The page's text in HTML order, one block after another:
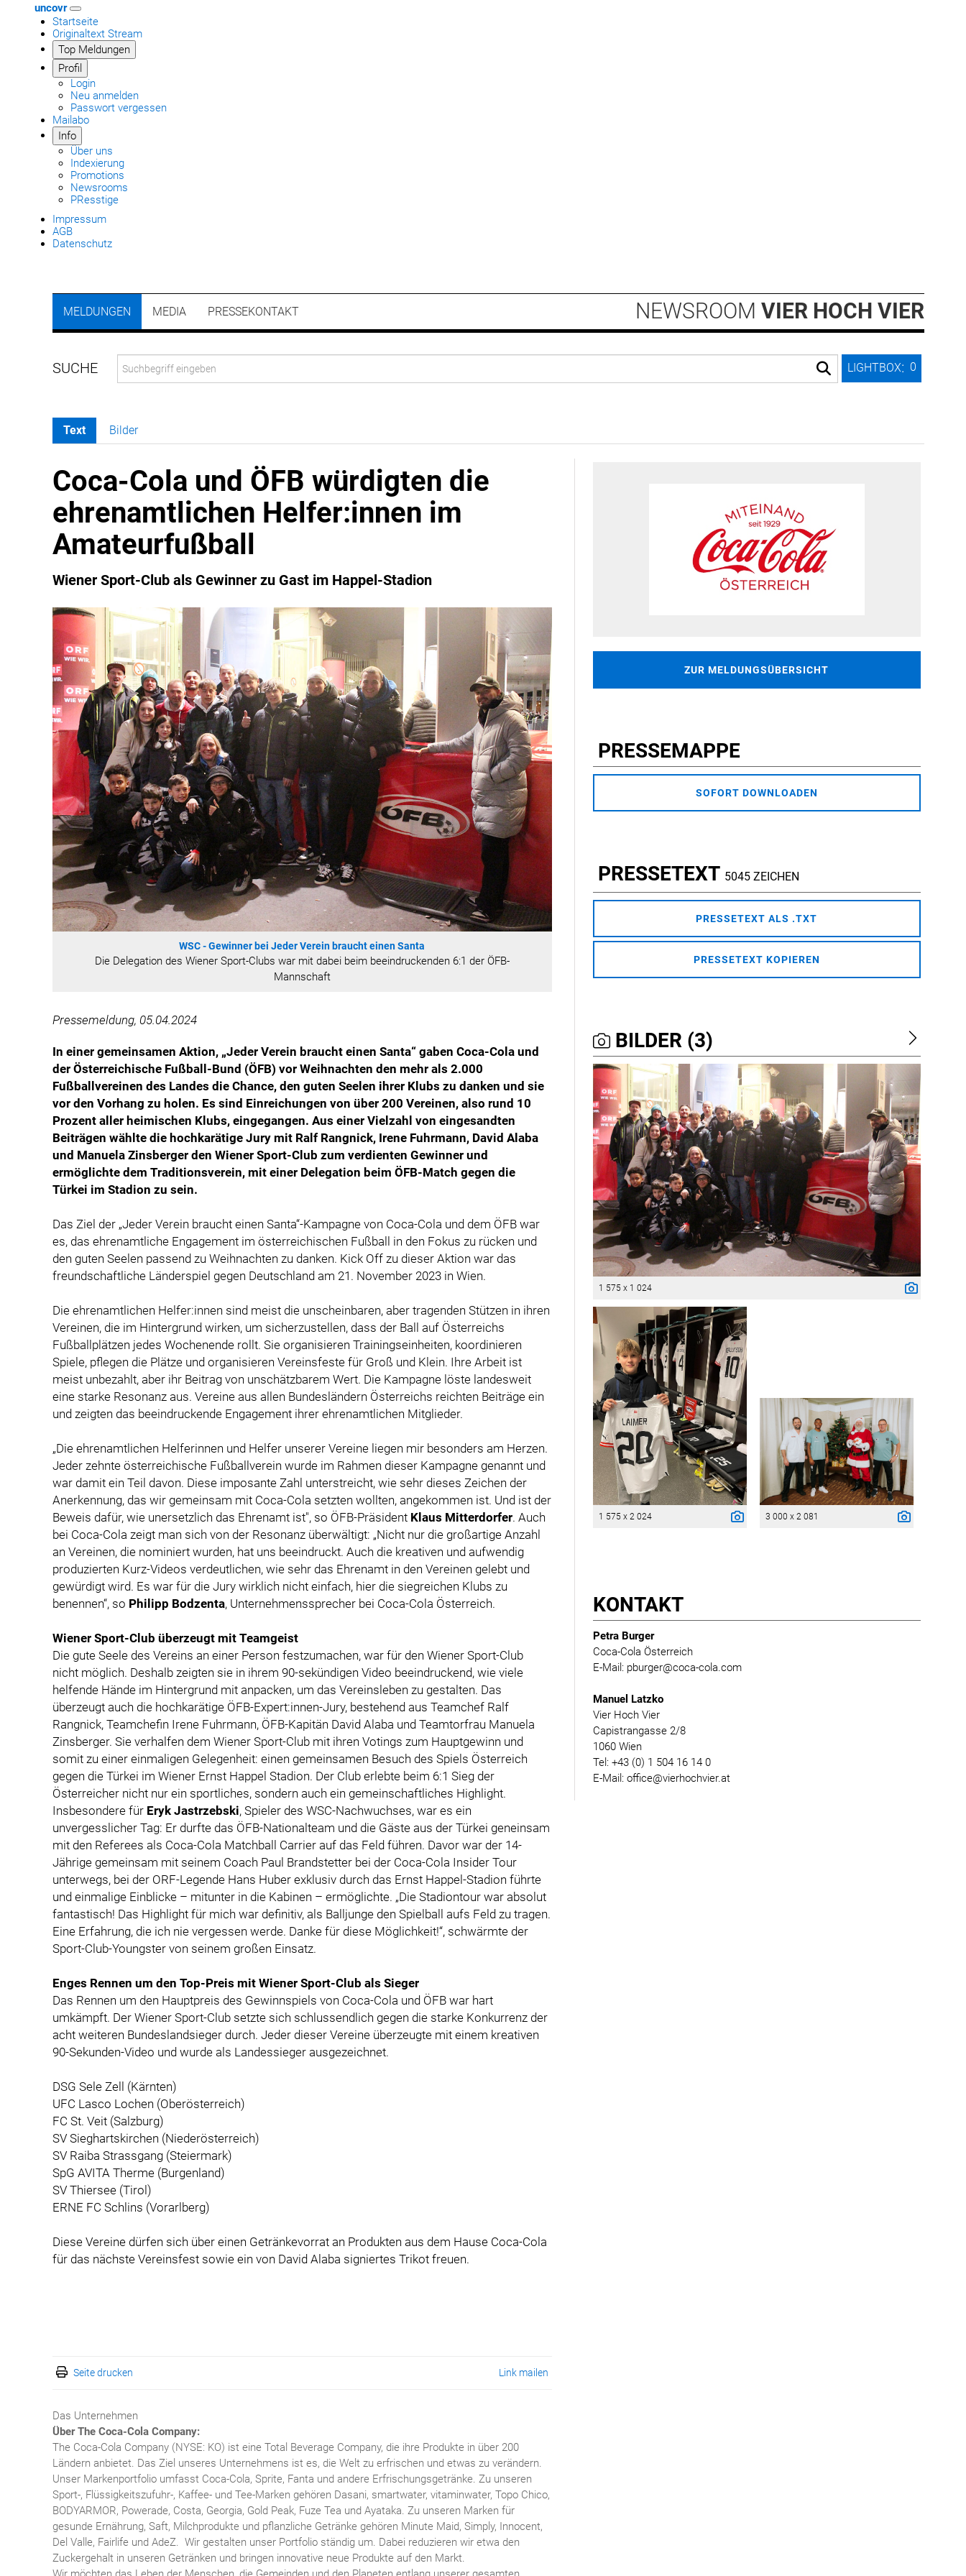
uncovr
Startseite
Originaltext Stream
Top Meldungen
Profil
Login
Neu anmelden
Passwort vergessen
Mailabo
Info
Über uns
Indexierung
Promotions
Newsrooms
PResstige
Impressum
AGB
Datenschutz
LIGHTBOX: 0
MELDUNGEN MEDIA PRESSEKONTAKT NEWSROOM VIER HOCH VIER
Text Bilder
Coca-Cola und ÖFB würdigten die
ehrenamtlichen Helfer:innen im
Amateurfußball
Wiener Sport-Club als Gewinner zu Gast im Happel-Stadion
WSC - Gewinner bei Jeder Verein braucht einen Santa
Die Delegation des Wiener Sport-Clubs war mit dabei beim beeindruckenden 6:1 der ÖFB-
Mannschaft
Pressemeldung, 05.04.2024
In einer gemeinsamen Aktion, „Jeder Verein braucht einen Santa“ gaben Coca-Cola und
der Österreichische Fußball-Bund (ÖFB) vor Weihnachten den mehr als 2.000
Fußballvereinen des Landes die Chance, den guten Seelen ihrer Klubs zu danken und sie
vor den Vorhang zu holen. Es sind Einreichungen von über 200 Vereinen, also rund 10
Prozent aller heimischen Klubs, eingegangen. Aus einer Vielzahl von eingesandten
Beiträgen wählte die hochkarätige Jury mit Ralf Rangnick, Irene Fuhrmann, David Alaba
und Manuela Zinsberger den Wiener Sport-Club zum verdienten Gewinner und
ermöglichte dem Traditionsverein, mit einer Delegation beim ÖFB-Match gegen die
Türkei im Stadion zu sein.
Das Ziel der „Jeder Verein braucht einen Santa“-Kampagne von Coca-Cola und dem ÖFB war
es, das ehrenamtliche Engagement im österreichischen Fußball in den Fokus zu rücken und
den guten Seelen passend zu Weihnachten zu danken. Kick Off zu dieser Aktion war das
freundschaftliche Länderspiel gegen Deutschland am 21. November 2023 in Wien.
Die ehrenamtlichen Helfer:innen sind meist die unscheinbaren, aber tragenden Stützen in ihren
Vereinen, die im Hintergrund wirken, um sicherzustellen, dass der Ball auf Österreichs
Fußballplätzen jedes Wochenende rollt. Sie organisieren Trainingseinheiten, koordinieren
Spiele, pflegen die Plätze und organisieren Vereinsfeste für Groß und Klein. Ihre Arbeit ist
meist unbezahlt, aber ihr Beitrag von unschätzbarem Wert. Die Kampagne löste landesweit
eine starke Resonanz aus. Vereine aus allen Bundesländern Österreichs reichten Beiträge ein
und zeigten das beeindruckende Engagement ihrer ehrenamtlichen Mitglieder.
„Die ehrenamtlichen Helferinnen und Helfer unserer Vereine liegen mir besonders am Herzen.
Jeder zehnte österreichische Fußballverein wurde im Rahmen dieser Kampagne genannt und
war damit ein Teil davon. Diese imposante Zahl unterstreicht, wie sehr dieses Zeichen der
Anerkennung, das wir gemeinsam mit Coca-Cola setzten wollten, angekommen ist. Und ist der
Beweis dafür, wie unersetzlich das Ehrenamt ist", so ÖFB-Präsident Klaus Mitterdorfer. Auch
bei Coca-Cola zeigt man sich von der Resonanz überwältigt: „Nicht nur die großartige Anzahl
an Vereinen, die nominiert wurden, hat uns beeindruckt. Auch die kreativen und aufwendig
produzierten Kurz-Videos verdeutlichen, wie sehr das Ehrenamt in den Vereinen gelebt und
gewürdigt wird. Es war für die Jury wirklich nicht einfach, hier die siegreichen Klubs zu
benennen“, so Philipp Bodzenta, Unternehmenssprecher bei Coca-Cola Österreich.
Wiener Sport-Club überzeugt mit Teamgeist
Die gute Seele des Vereins an einer Person festzumachen, war für den Wiener Sport-Club
nicht möglich. Deshalb zeigten sie in ihrem 90-sekündigen Video beeindruckend, wie viele
helfende Hände im Hintergrund mit anpacken, um das Vereinsleben zu gestalten. Das
überzeugt auch die hochkarätige ÖFB-Expert:innen-Jury, bestehend aus Teamchef Ralf
Rangnick, Teamchefin Irene Fuhrmann, ÖFB-Kapitän David Alaba und Teamtorfrau Manuela
Zinsberger. Sie verhalfen dem Wiener Sport-Club mit ihren Votings zum Hauptgewinn und
somit zu einer einmaligen Gelegenheit: einen gemeinsamen Besuch des Spiels Österreich
gegen die Türkei im Wiener Ernst Happel Stadion. Der Club erlebte beim 6:1 Sieg der
Österreicher nicht nur ein sportliches, sondern auch ein gemeinschaftliches Highlight.
Insbesondere für Eryk Jastrzebski, Spieler des WSC-Nachwuchses, war es ein
unvergesslicher Tag: Er durfte das ÖFB-Nationalteam und die Gäste aus der Türkei geneinsam
mit den Referees als Coca-Cola Matchball Carrier auf das Feld führen. Davor war der 14-
Jährige gemeinsam mit seinem Coach Paul Brandstetter bei der Coca-Cola Insider Tour
unterwegs, bei der ORF-Legende Hans Huber exklusiv durch das Ernst Happel-Stadion führte
und einmalige Einblicke – mitunter in die Kabinen – ermöglichte. „Die Stadiontour war absolut
fantastisch! Das Highlight für mich war definitiv, als Balljunge den Spielball aufs Feld zu tragen.
Eine Erfahrung, die ich nie vergessen werde. Danke für diese Möglichkeit!“, schwärmte der
Sport-Club-Youngster von seinem großen Einsatz.
Enges Rennen um den Top-Preis mit Wiener Sport-Club als Sieger
Das Rennen um den Hauptpreis des Gewinnspiels von Coca-Cola und ÖFB war hart
umkämpft. Der Wiener Sport-Club setzte sich schlussendlich gegen die starke Konkurrenz der
acht weiteren Bundeslandsieger durch. Jeder dieser Vereine überzeugte mit einem kreativen
90-Sekunden-Video und wurde als Landessieger ausgezeichnet.
DSG Sele Zell (Kärnten)
UFC Lasco Lochen (Oberösterreich)
FC St. Veit (Salzburg)
SV Sieghartskirchen (Niederösterreich)
SV Raiba Strassgang (Steiermark)
SpG AVITA Therme (Burgenland)
SV Thiersee (Tirol)
ERNE FC Schlins (Vorarlberg)
Diese Vereine dürfen sich über einen Getränkevorrat an Produkten aus dem Hause Coca-Cola
für das nächste Vereinsfest sowie ein von David Alaba signiertes Trikot freuen.
Seite drucken Link mailen
Das Unternehmen
Über The Coca-Cola Company:
The Coca-Cola Company (NYSE: KO) ist eine Total Beverage Company, die ihre Produkte in über 200
Ländern anbietet. Das Ziel unseres Unternehmens ist es, die Welt zu erfrischen und etwas zu verändern.
Unser Markenportfolio umfasst Coca-Cola, Sprite, Fanta und andere Erfrischungsgetränke. Zu unseren
Sport-, Flüssigkeitszufuhr-, Kaffee- und Tee-Marken gehören Dasani, smartwater, vitaminwater, Topo Chico,
BODYARMOR, Powerade, Costa, Georgia, Gold Peak, Fuze Tea und Ayataka. Zu unseren Marken für
gesunde Ernährung, Saft, Milchprodukte und pflanzliche Getränke gehören Minute Maid, Simply, Innocent,
Del Valle, Fairlife und AdeZ. Wir gestalten unser Portfolio ständig um. Dabei reduzieren wir etwa den
Zuckergehalt in unseren Getränken und bringen innovative neue Produkte auf den Markt.
ZUR MELDUNGSÜBERSICHT
PRESSEMAPPE
SOFORT DOWNLOADEN
PRESSETEXT 5045 ZEICHEN
PRESSETEXT ALS .TXT
PRESSETEXT KOPIEREN
BILDER (3)
1 575 x 1 024
1 575 x 2 024 3 000 x 2 081
KONTAKT
Petra Burger
Coca-Cola Österreich
E-Mail: pburger@coca-cola.com
Manuel Latzko
Vier Hoch Vier
Capistrangasse 2/8
1060 Wien
Tel: +43 (0) 1 504 16 14 0
E-Mail: office@vierhochvier.at